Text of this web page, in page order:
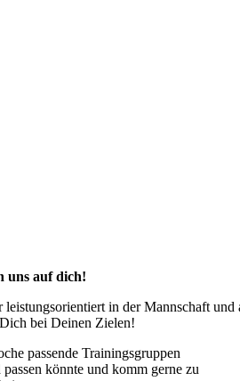
uns auf dich!
in der Mannschaft und
bei Deinen Zielen!
passende Trainingsgruppen
könnte und komm gerne zu